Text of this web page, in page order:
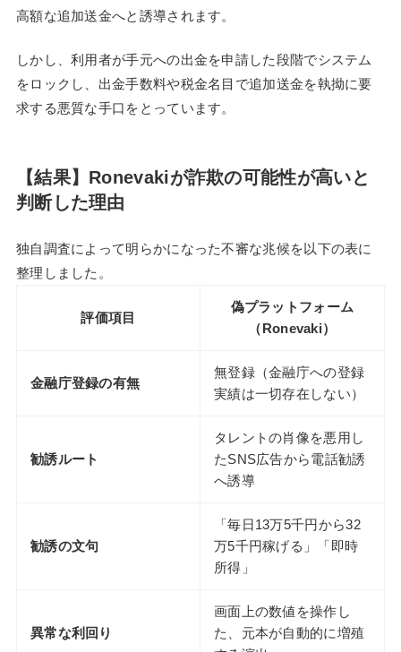
高額な追加送金へと誘導されます。
しかし、利用者が手元への出金を申請した段階でシステム
をロックし、出金手数料や税金名目で追加送金を執拗に要
求する悪質な手口をとっています。
【結果】Ronevakiが詐欺の可能性が高いと
判断した理由
独自調査によって明らかになった不審な兆候を以下の表に
整理しました。
評価項目
偽プラットフォーム
（Ronevaki）
金融庁登録の有無
無登録（金融庁への登録
実績は一切存在しない）
勧誘ルート
タレントの肖像を悪用し
たSNS広告から電話勧誘
へ誘導
勧誘の文句
「毎日13万5千円から32
万5千円稼げる」「即時
所得」
異常な利回り
画面上の数値を操作し
た、元本が自動的に増殖